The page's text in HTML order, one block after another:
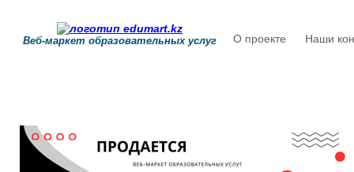
Веб-маркет образовательных услуг О проекте Наши